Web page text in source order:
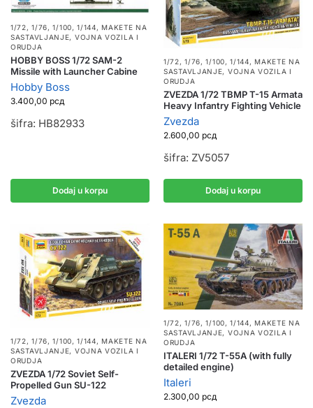
1/72, 1/76, 1/100, 1/144, MAKETE NA
SASTAVLJANJE, VOJNA VOZILA I
ORUDJA
HOBBY BOSS 1/72 SAM-2
Missile with Launcher Cabine
Hobby Boss
3.400,00 рсд
šifra: HB82933
Dodaj u korpu
1/72, 1/76, 1/100, 1/144,MAKETE NA
SASTAVLJANJE, VOJNA VOZILA I
ORUDJA
ZVEZDA 1/72 TBMP T-15 Armata
Heavy Infantry Fighting Vehicle
Zvezda
2.600,00 рсд
šifra: ZV5057
Dodaj u korpu
1/72, 1/76, 1/100, 1/144,MAKETE NA
SASTAVLJANJE, VOJNA VOZILA I
ORUDJA
ZVEZDA 1/72 Soviet Self-
Propelled Gun SU-122
Zvezda
1/72, 1/76, 1/100, 1/144, MAKETE NA
SASTAVLJANJE, VOJNA VOZILA I
ORUDJA
ITALERI 1/72 T-55A (with fully
detailed engine)
Italeri
2.300,00 рсд